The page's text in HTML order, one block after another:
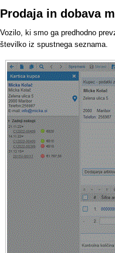
Prodaja in dobava
Vozilo, ki smo ga predhodno
številko iz spustnega seznama.